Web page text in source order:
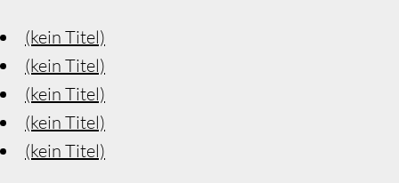
(kein Titel)
(kein Titel)
(kein Titel)
(kein Titel)
(kein Titel)